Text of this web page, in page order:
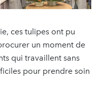
ces tulipes ont pu
un moment de
qui travaillent sans
pour prendre soin